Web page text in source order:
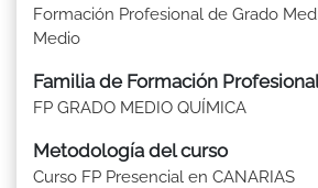
Formación Profesional de Grado
Medio
Familia de Formación
FP GRADO MEDIO QUÍMICA
Metodología del curso
Curso FP Presencial en CANARIAS